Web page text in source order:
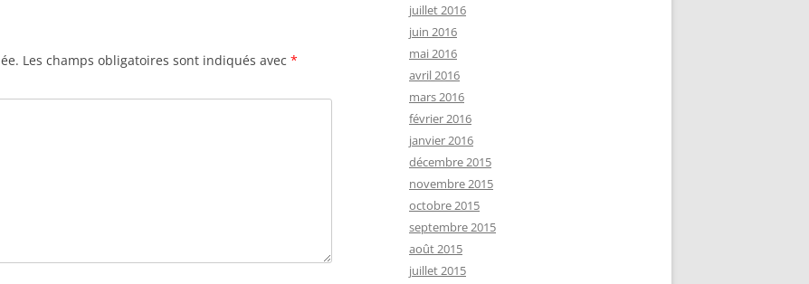
Les champs obligatoires sont indiqués avec *
juillet 2016
juin 2016
mai 2016
avril 2016
mars 2016
février 2016
janvier 2016
décembre 2015
novembre 2015
octobre 2015
septembre 2015
août 2015
juillet 2015